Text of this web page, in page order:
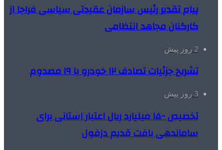
پیام تقدیر رئیس سازمان عقیدتی سیاسی فراجا از
کارکنان مجاهد انتظامی
2 روز پیش
تشریح جزئیات تصادف ۱۲ خودرو با ۱۹ مصدوم
3 روز پیش
تخصیص ۱۵۰۰ میلیارد ریال اعتبار استانی برای
ساماندهی بافت قدیم دزفول